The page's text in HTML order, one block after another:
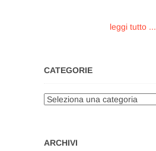
leggi tutto ...
CATEGORIE
Categorie
ARCHIVI